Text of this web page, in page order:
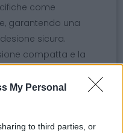
My Personal
to third parties, or
come
garantendo una
sicura.
compatta e la
ferite.
sottoposti a